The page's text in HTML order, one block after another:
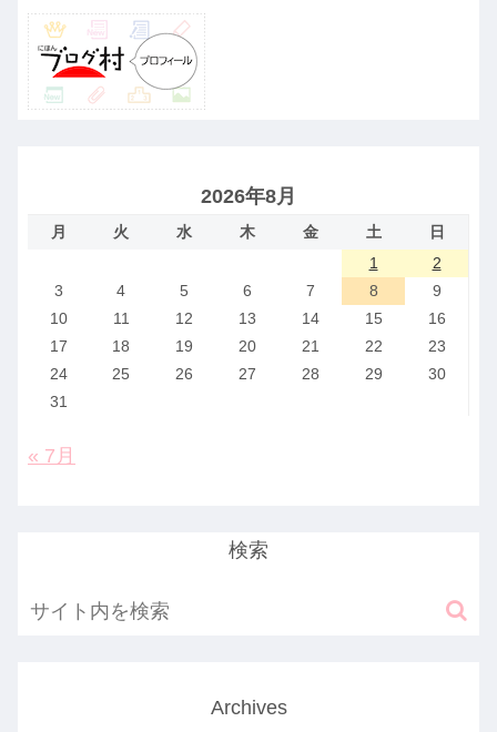
2026年8月
月 火 水 木 金 土
日
1
2
3
4 5 6 7 8
9
10
11 12 13 14 15
16
17
18 19 20 21 22
23
24
25 26 27 28 29
30
31
« 7月
検索
Archives